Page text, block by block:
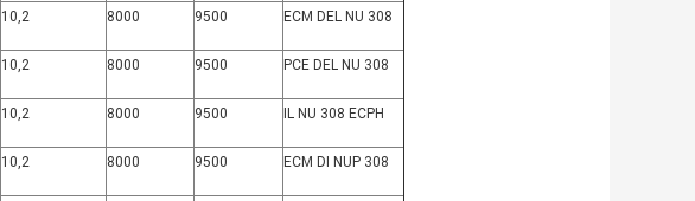
10,2 8000 9500 ECM DEL NU 308
10,2 8000 9500 PCE DEL NU 308
10,2 8000 9500 IL NU 308 ECPH
10,2 8000 9500 ECM DI NUP 308